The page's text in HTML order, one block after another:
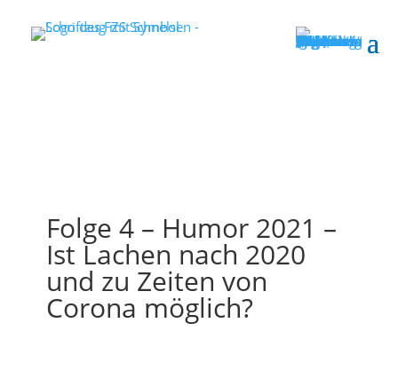
Folge 4 – Humor 2021 –
Ist Lachen nach 2020
und zu Zeiten von
Corona möglich?